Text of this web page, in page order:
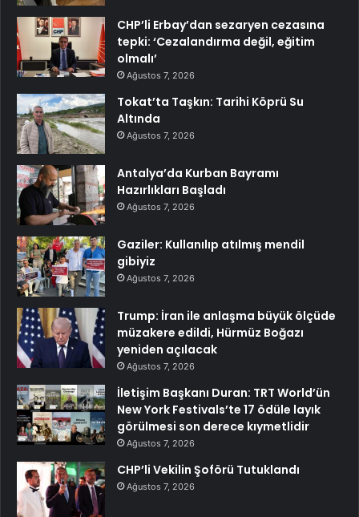
CHP’li Erbay’dan sezaryen cezasına
tepki: ‘Cezalandırma değil, eğitim
olmalı’
Ağustos 7, 2026
Tokat’ta Taşkın: Tarihi Köprü Su
Altında
Ağustos 7, 2026
Antalya’da Kurban Bayramı
Hazırlıkları Başladı
Ağustos 7, 2026
Gaziler: Kullanılıp atılmış mendil
gibiyiz
Ağustos 7, 2026
Trump: İran ile anlaşma büyük ölçüde
müzakere edildi, Hürmüz Boğazı
yeniden açılacak
Ağustos 7, 2026
İletişim Başkanı Duran: TRT World’ün
New York Festivals’te 17 ödüle layık
görülmesi son derece kıymetlidir
Ağustos 7, 2026
CHP’li Vekilin Şoförü Tutuklandı
Ağustos 7, 2026